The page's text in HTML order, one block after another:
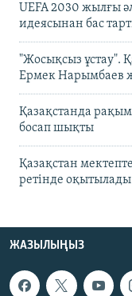
UEFA 2030 жылғы
идеясынан бас
"Жосықсыз ұстау".
Ермек Нарымбаев
Қазақстанда
босап шықты
Қазақстан
ретінде оқытылады
ЖАЗЫЛЫҢЫЗ